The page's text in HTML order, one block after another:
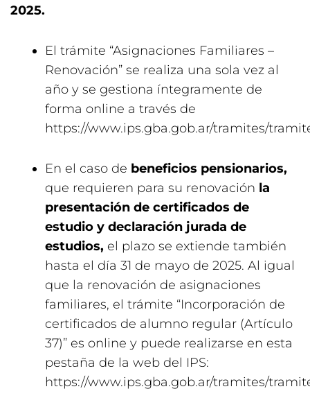
2025.
El trámite “Asignaciones Familiares –
Renovación” se realiza una sola vez al
año y se gestiona íntegramente de
forma online a través de
https://www.ips.gba.gob.ar/tramites/
En el caso de beneficios pensionarios,
que requieren para su renovación la
presentación de certificados de
estudio y declaración jurada de
estudios, el plazo se extiende también
hasta el día 31 de mayo de 2025. Al igual
que la renovación de asignaciones
familiares, el trámite “Incorporación de
certificados de alumno regular (Artículo
37)” es online y puede realizarse en esta
pestaña de la web del IPS:
https://www.ips.gba.gob.ar/tramites/